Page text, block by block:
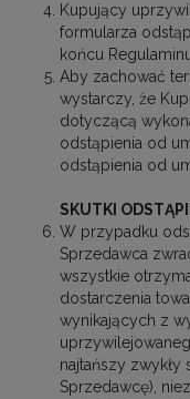
Kupujący
formularza
końcu
Aby zachować
wystarczy, że
dotyczącą
odstąpienia od
odstąpienia od
SKUTKI
W przypadku
Sprzedawca
wszystkie
dostarczenia
wynikających z
najtańszy
Sprzedawcę),